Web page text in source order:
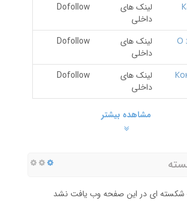
لینک های
داخلی
Dofollow
О
لینک های
داخلی
Dofollow
لینک های
داخلی
Dofollow
مشاهده بیشتر
شکسته ای در این صفحه وب یافت نشد